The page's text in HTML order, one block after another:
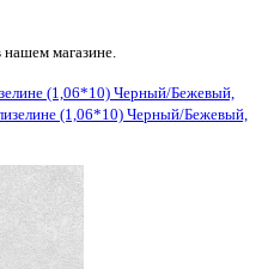
магазине.
(1,06*10) Черный/Бежевый,
(1,06*10) Черный/Бежевый,